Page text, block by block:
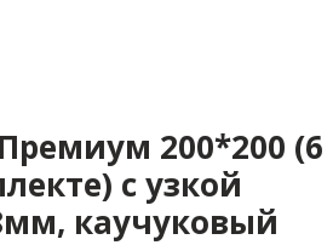
200*200 (6
с узкой
каучуковый